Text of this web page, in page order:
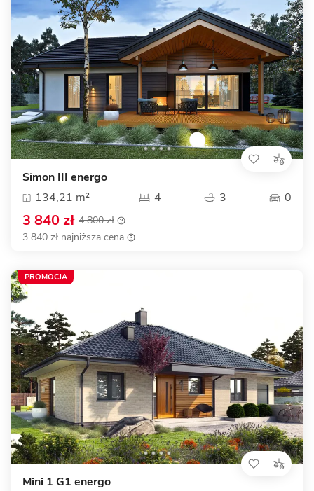
Simon III energo
134,21 m²
4 3 0
3 840 zł 4 800 zł
3 840 zł najniższa cena
Mini 1 G1 energo
PROMOCJA